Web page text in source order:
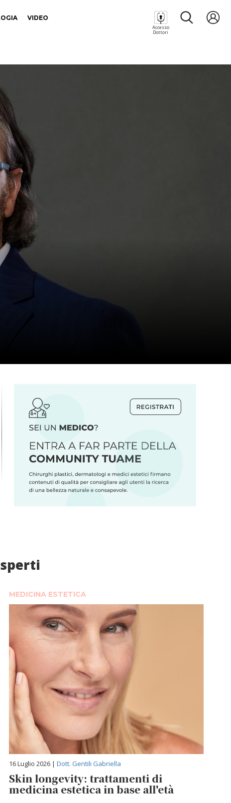
VIDEO
Accesso
Dottori
MEDICINA ESTETICA
16 Luglio 2026 | Dott. Gentili Gabriella
Skin longevity: trattamenti di
medicina estetica in base all'età